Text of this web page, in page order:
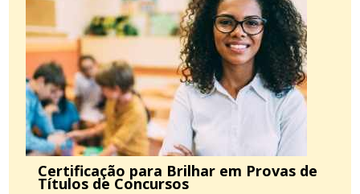
Certificação para Brilhar em Provas de
Títulos de Concursos